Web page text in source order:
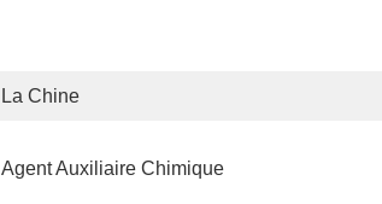
La Chine
Agent Auxiliaire Chimique